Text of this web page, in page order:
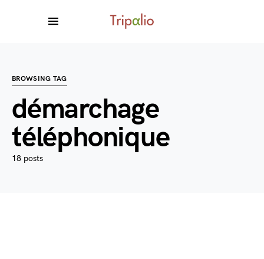
BROWSING TAG
démarchage
téléphonique
18 posts